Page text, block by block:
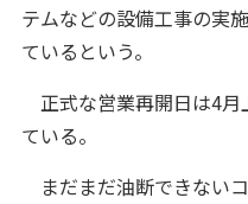
テムなどの設備工事の実
ているという。
正式な営業再開日は4月
ている。
まだまだ油断できない